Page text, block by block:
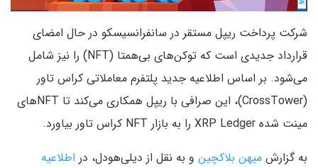
شرکت پرداخت ریپل مستقر در سانفرانسیسکو در حال امضای
قرارداد جدیدی است که توکن‌های بی‌همتا (NFT) را نیز شامل
می‌شود. بر اساس اطلاعیه جدید پلتفرم معاملاتی کراس تاور
(CrossTower)، این صرافی با ریپل همکاری می‌کند تا NFTهای
مینت شده XRP Ledger را به بازار NFT کراس تاور بیاورد.
به گزارش میهن بلاکچین و به نقل از دیلی‌هودل، در اطلاعیه